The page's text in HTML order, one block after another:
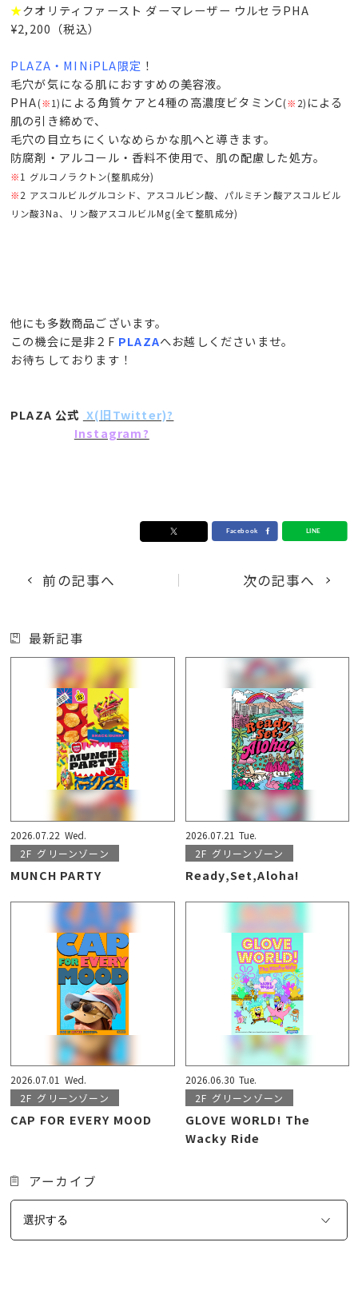
★クオリティファースト ダーマレーザー ウルセラPHA
¥2,200（税込）
PLAZA・MINiPLA限定 ！
毛穴が気になる肌におすすめの美容液。
PHA(※1) による角質ケアと4種の高濃度ビタミンC(※ 2) による
肌の引き締めで、
毛穴の目立ちにくいなめらかな肌へと導きます。
防腐剤・アルコール・香料不使用で、肌の配慮した処方。
※1 グルコノラクトン(整肌成分)
※2 アスコルビルグルコシド、アスコルビン酸、パルミチン酸アスコルビル
リン酸3Na、リン酸アスコルビルMg(全て整肌成分)
他にも多数商品ございます。
この機会に是非２F PLAZAへお越しくださいませ。
お待ちしております！
PLAZA 公式 X(旧Twitter)?
Instagram?
前の記事へ 次の記事へ
最新記事
2026.07.22 Wed.
2F グリーンゾーン
MUNCH PARTY
2026.07.21 Tue.
2F グリーンゾーン
Ready,Set,Aloha!
2026.07.01 Wed.
2F グリーンゾーン
CAP FOR EVERY MOOD
2026.06.30 Tue.
2F グリーンゾーン
GLOVE WORLD! The
Wacky Ride
アーカイブ